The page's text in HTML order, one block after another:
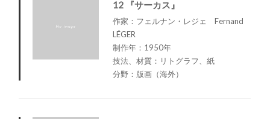
12 『サーカス』
作家：フェルナン・レジェ Fernand
LÉGER
制作年：1950年
技法、材質：リトグラフ、紙
分野：版画（海外）